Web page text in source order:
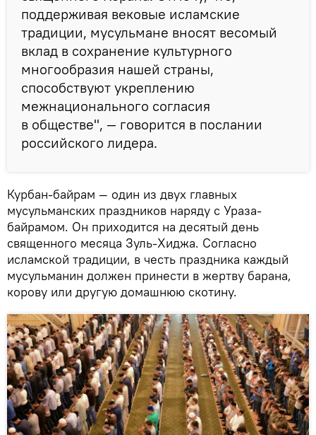
поддерживая вековые исламские
традиции, мусульмане вносят весомый
вклад в сохранение культурного
многообразия нашей страны,
способствуют укреплению
межнационального согласия
в обществе", — говорится в послании
российского лидера.
Курбан-байрам — один из двух главных
мусульманских праздников наряду с Ураза-
байрамом. Он приходится на десятый день
священного месяца Зуль-Хиджа. Согласно
исламской традиции, в честь праздника каждый
мусульманин должен принести в жертву барана,
корову или другую домашнюю скотину.